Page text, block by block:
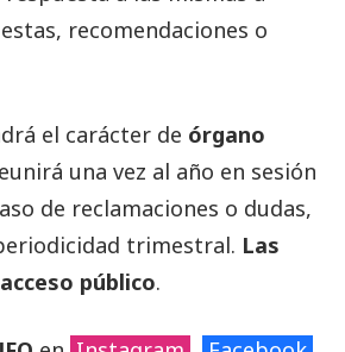
recomendaciones o
el carácter de órgano
una vez al año en sesión
de reclamaciones o dudas,
trimestral. Las
público.